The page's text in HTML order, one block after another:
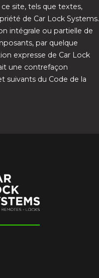
site, tels que textes,
de Car Lock Systems.
intégrale ou partielle de
par quelque
expresse de Car Lock
une contrefaçon
suivants du Code de la